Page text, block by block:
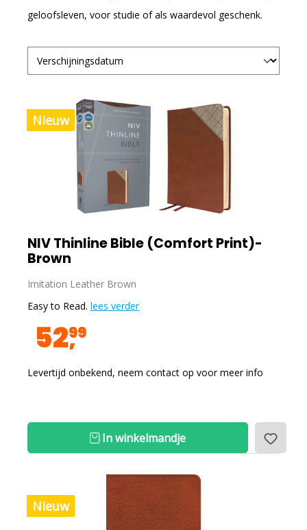
geloofsleven, voor studie of als waardevol geschenk.
Nieuw
NIV Thinline Bible (Comfort Print)-
Brown
Imitation Leather Brown
Easy to Read. lees verder
5299
Levertijd onbekend, neem contact op voor meer info
In winkelmandje
Nieuw